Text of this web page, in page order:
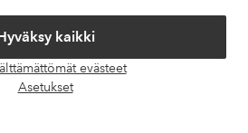
kaikki
evästeet
Asetukset